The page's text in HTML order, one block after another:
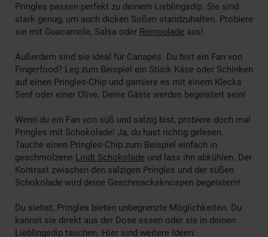
Pringles passen perfekt zu deinem Lieblingsdip. Sie sind
stark genug, um auch dicken Soßen standzuhalten. Probiere
sie mit Guacamole, Salsa oder Remoulade aus!
Außerdem sind sie ideal für Canapés. Du bist ein Fan von
Fingerfood? Leg zum Beispiel ein Stück Käse oder Schinken
auf einen Pringles-Chip und garniere es mit einem Klecks
Senf oder einer Olive. Deine Gäste werden begeistert sein!
Wenn du ein Fan von süß und salzig bist, probiere doch mal
Pringles mit Schokolade! Ja, du hast richtig gelesen.
Tauche einen Pringles-Chip zum Beispiel einfach in
geschmolzene Lindt Schokolade und lass ihn abkühlen. Der
Kontrast zwischen den salzigen Pringles und der süßen
Schokolade wird deine Geschmacksknospen begeistern!
Du siehst, Pringles bieten unbegrenzte Möglichkeiten. Du
kannst sie direkt aus der Dose essen oder sie in deinen
Lieblingsdip tauchen. Hier sind weitere Ideen: